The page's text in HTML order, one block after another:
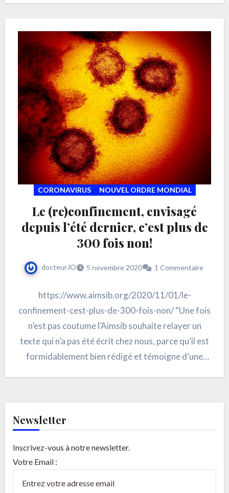
d’autres restent en bonne…
CORONAVIRUS NOUVEL ORDRE MONDIAL
Le (re)confinement, envisagé
depuis l’été dernier, c’est plus de
300 fois non!
docteurJO 5 novembre 2020 1 Commentaire
https://www.aimsib.org/2020/11/01/le-
confinement-cest-plus-de-300-fois-non/ “Une fois
n’est pas coutume l’Aimsib souhaite relayer un
texte qui n’a pas été écrit chez nous, parce qu’il est
formidablement bien rédigé et témoigne d’une
Newsletter
Inscrivez-vous à notre newsletter.
Votre Email :